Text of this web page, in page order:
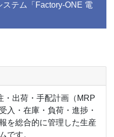
テム「Factory-ONE 電
・出荷・手配計画（MRP
入・在庫・負荷・進捗・
を総合的に管理した生産
です。